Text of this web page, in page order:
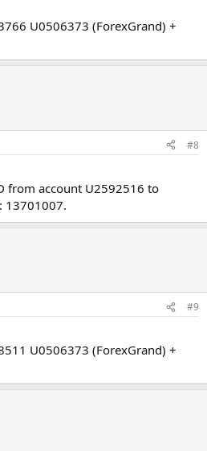
U0506373 (ForexGrand) +
#8
from account U2592516 to
13701007.
#9
U0506373 (ForexGrand) +